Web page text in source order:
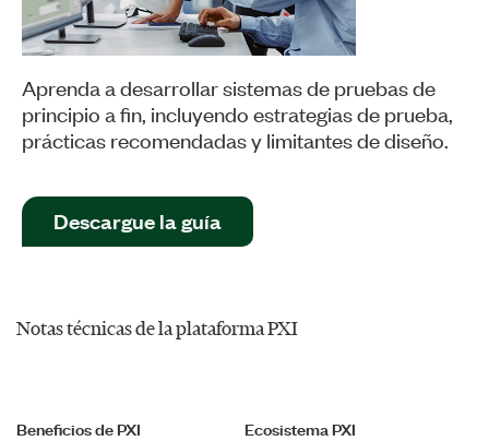
Aprenda a desarrollar sistemas de pruebas de
principio a fin, incluyendo estrategias de prueba,
prácticas recomendadas y limitantes de diseño.
Descargue la guía
Notas técnicas de la plataforma PXI
Beneficios de PXI Ecosistema PXI